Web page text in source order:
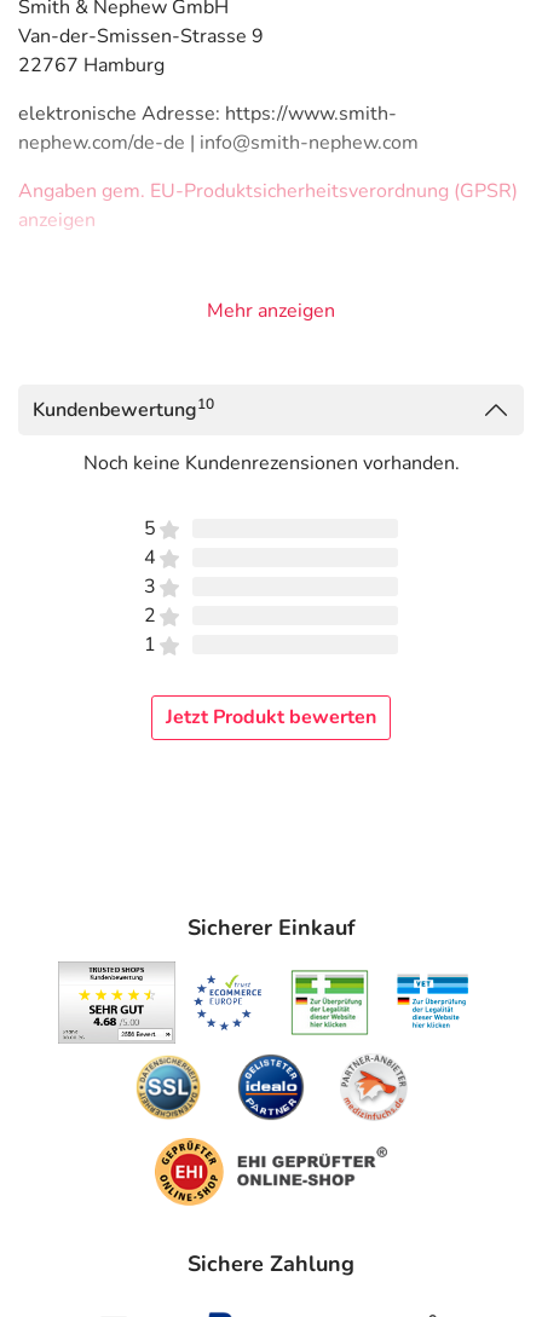
Smith & Nephew GmbH
Van-der-Smissen-Strasse 9
22767 Hamburg
elektronische Adresse: https://www.smith-
nephew.com/de-de | info@smith-nephew.com
Angaben gem. EU-Produktsicherheitsverordnung (GPSR)
anzeigen
Mehr anzeigen
Kundenbewertung10
Noch keine Kundenrezensionen vorhanden.
5
4
3
2
1
Jetzt Produkt bewerten
Sicherer Einkauf
Sichere Zahlung